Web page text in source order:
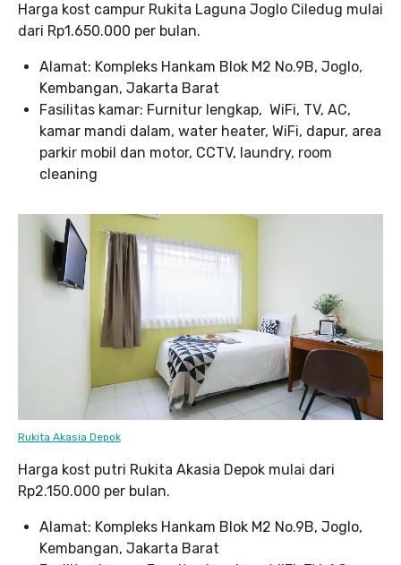
Harga kost campur Rukita Laguna Joglo Ciledug mulai
dari Rp1.650.000 per bulan.
Alamat: Kompleks Hankam Blok M2 No.9B, Joglo,
Kembangan, Jakarta Barat
Fasilitas kamar: Furnitur lengkap, WiFi, TV, AC,
kamar mandi dalam, water heater, WiFi, dapur, area
parkir mobil dan motor, CCTV, laundry, room
cleaning
Rukita Akasia Depok
Harga kost putri Rukita Akasia Depok mulai dari
Rp2.150.000 per bulan.
Alamat: Kompleks Hankam Blok M2 No.9B, Joglo,
Kembangan, Jakarta Barat